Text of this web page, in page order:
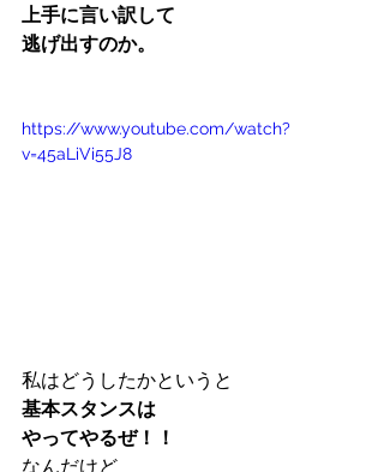
上手に言い訳して
逃げ出すのか。
https://www.youtube.com/watch?
v=45aLiVi55J8
私はどうしたかというと
基本スタンスは
やってやるぜ！！
なんだけど